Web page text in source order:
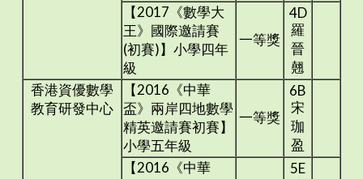
【2017《數學大
王》國際邀請賽
(初賽)】小學四年
級
一等獎
4D
羅
晉
翹
香港資優數學
教育研發中心
【2016《中華
盃》兩岸四地數學
精英邀請賽初賽】
小學五年級
一等獎
6B
宋
珈
盈
【2016《中華
5E